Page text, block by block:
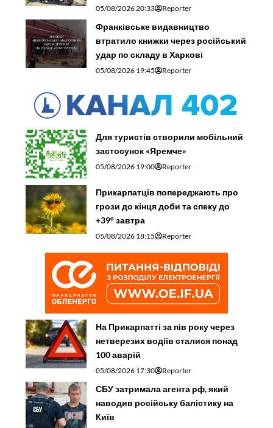
05/08/2026 20:33 Reporter
Франківське видавництво
втратило книжки через російський
удар по складу в Харкові
05/08/2026 19:45 Reporter
Для туристів створили мобільний
застосунок «Яремче»
05/08/2026 19:00 Reporter
Прикарпатців попереджають про
грози до кінця доби та спеку до
+39° завтра
05/08/2026 18:15 Reporter
На Прикарпатті за пів року через
нетверезих водіїв сталися понад
100 аварій
05/08/2026 17:30 Reporter
СБУ затримала агента рф, який
наводив російську балістику на
Київ